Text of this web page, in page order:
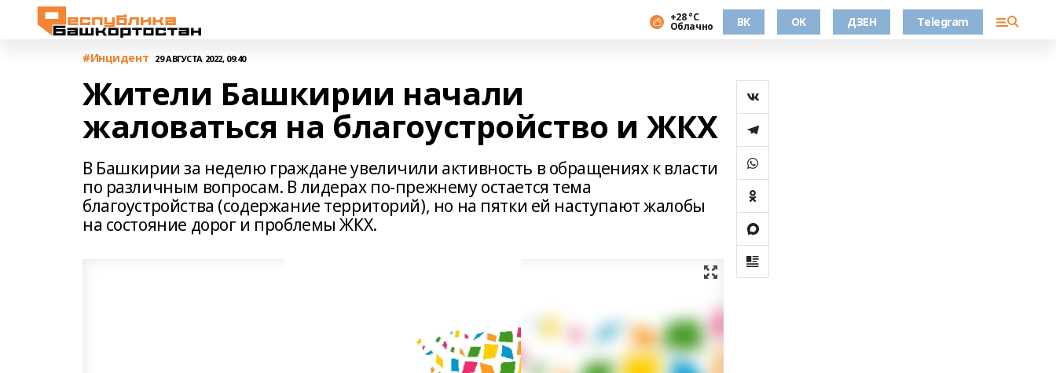
+28 °С
Облачно ВК OK ДЗЕН Telegram
#Инцидент 29 АВГУСТА 2022, 09:40
Жители Башкирии начали
жаловаться на благоустройство и ЖКХ
В Башкирии за неделю граждане увеличили активность в обращениях к власти
по различным вопросам. В лидерах по-прежнему остается тема
благоустройства (содержание территорий), но на пятки ей наступают жалобы
на состояние дорог и проблемы ЖКХ.